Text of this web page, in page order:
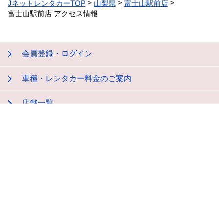
JネットレンタカーTOP 山梨県
富士山駅前店
富士山駅前店 アクセス情報
会員登録・ログイン
車種・レンタカー料金のご案内
店舗一覧